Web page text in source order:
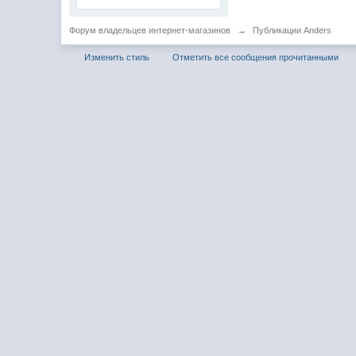
Форум владельцев интернет-магазинов → Публикации Anders
Изменить стиль Отметить все сообщения прочитанными